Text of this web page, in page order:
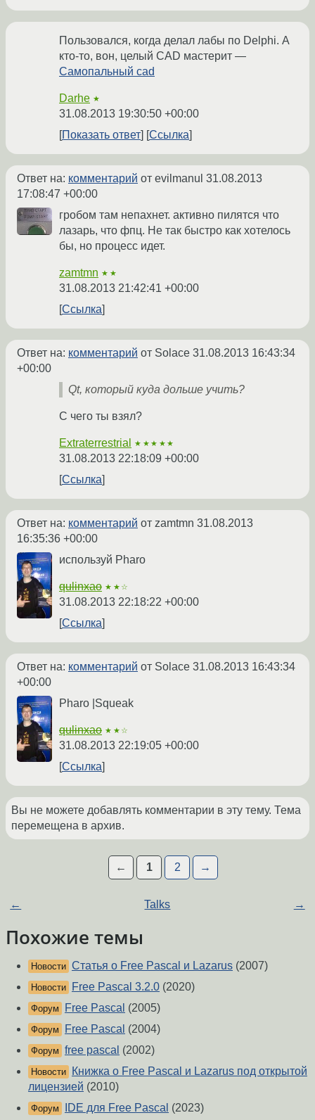
Пользовался, когда делал лабы по Delphi. А
кто-то, вон, целый CAD мастерит —
Самопальный cad
Darhe ★
31.08.2013 19:30:50 +00:00
Показать ответ
Ссылка
Ответ на: комментарий от evilmanul 31.08.2013
17:08:47 +00:00
гробом там непахнет. активно пилятся что
лазарь, что фпц. Не так быстро как хотелось
бы, но процесс идет.
zamtmn ★★
31.08.2013 21:42:41 +00:00
Ссылка
Ответ на: комментарий от Solace 31.08.2013 16:43:34
+00:00
Qt, который куда дольше учить?
С чего ты взял?
Extraterrestrial ★★★★★
31.08.2013 22:18:09 +00:00
Ссылка
Ответ на: комментарий от zamtmn 31.08.2013
16:35:36 +00:00
используй Pharo
qulinxao ★★☆
31.08.2013 22:18:22 +00:00
Ссылка
Ответ на: комментарий от Solace 31.08.2013 16:43:34
+00:00
Pharo |Squeak
qulinxao ★★☆
31.08.2013 22:19:05 +00:00
Ссылка
Вы не можете добавлять комментарии в эту тему. Тема
перемещена в архив.
← 1 2 →
← Talks →
Похожие темы
Новости Статья о Free Pascal и Lazarus (2007)
Новости Free Pascal 3.2.0 (2020)
Форум Free Pascal (2005)
Форум Free Pascal (2004)
Форум free pascal (2002)
Новости
Книжка о Free Pascal и Lazarus под открытой
лицензией (2010)
Форум IDE для Free Pascal (2023)